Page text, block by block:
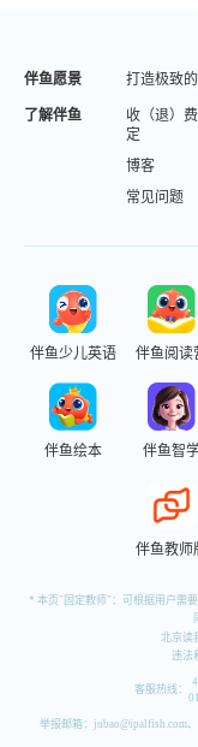
伴鱼愿景 打造极致
了解伴鱼
收（退）
定
博客
常见问题
伴鱼少儿英语 伴鱼阅读
伴鱼绘本 伴鱼智
伴鱼教师
版权信息和联系方式
* 本页"固定教师"：可根据用户需
北京读
违法
客服热线：
举报邮箱： jubao@ipalfish.com